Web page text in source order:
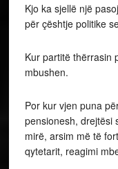
Kjo ka sjellë një
për çështje politike
Kur partitë thërrasin
mbushen.
Por kur vjen puna
pensionesh, drejtësi
mirë, arsim më të
qytetarit, reagimi